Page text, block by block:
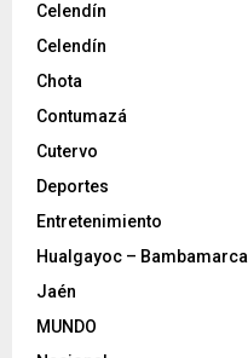
Celendín
Celendín
Chota
Contumazá
Cutervo
Deportes
Entretenimiento
Hualgayoc – Bambamarca
Jaén
MUNDO